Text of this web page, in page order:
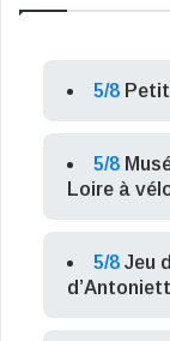
5/8
5/8
Loire à
5/8 Jeu